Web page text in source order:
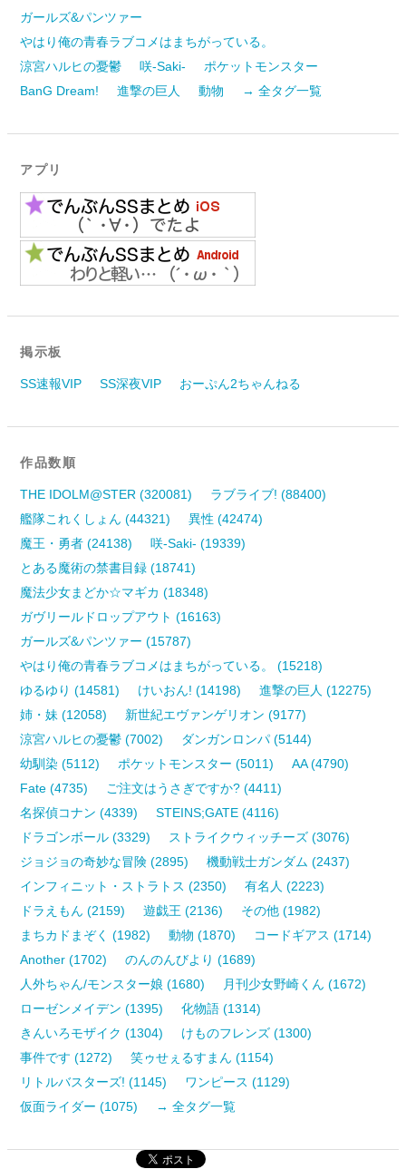
ガールズ&パンツァー
やはり俺の青春ラブコメはまちがっている。
涼宮ハルヒの憂鬱
咲-Saki-
ポケットモンスター
BanG Dream!
進撃の巨人 動物 → 全タグ一覧
アプリ
掲示板
SS速報VIP SS深夜VIP おーぷん2ちゃんねる
作品数順
THE IDOLM@STER (320081)
ラブライブ! (88400)
艦隊これくしょん (44321)
異性 (42474)
魔王・勇者 (24138)
咲-Saki- (19339)
とある魔術の禁書目録 (18741)
魔法少女まどか☆マギカ (18348)
ガヴリールドロップアウト (16163)
ガールズ&パンツァー (15787)
やはり俺の青春ラブコメはまちがっている。 (15218)
ゆるゆり (14581)
けいおん! (14198)
進撃の巨人 (12275)
姉・妹 (12058)
新世紀エヴァンゲリオン (9177)
涼宮ハルヒの憂鬱 (7002)
ダンガンロンパ (5144)
幼馴染 (5112)
ポケットモンスター (5011)
AA (4790)
Fate (4735)
ご注文はうさぎですか? (4411)
名探偵コナン (4339)
STEINS;GATE (4116)
ドラゴンボール (3329)
ストライクウィッチーズ (3076)
ジョジョの奇妙な冒険 (2895)
機動戦士ガンダム (2437)
インフィニット・ストラトス (2350)
有名人 (2223)
ドラえもん (2159)
遊戯王 (2136)
その他 (1982)
まちカドまぞく (1982)
動物 (1870)
コードギアス (1714)
Another (1702)
のんのんびより (1689)
人外ちゃん/モンスター娘 (1680)
月刊少女野崎くん (1672)
ローゼンメイデン (1395)
化物語 (1314)
きんいろモザイク (1304)
けものフレンズ (1300)
事件です (1272)
笑ゥせぇるすまん (1154)
リトルバスターズ! (1145)
ワンピース (1129)
仮面ライダー (1075)
→ 全タグ一覧